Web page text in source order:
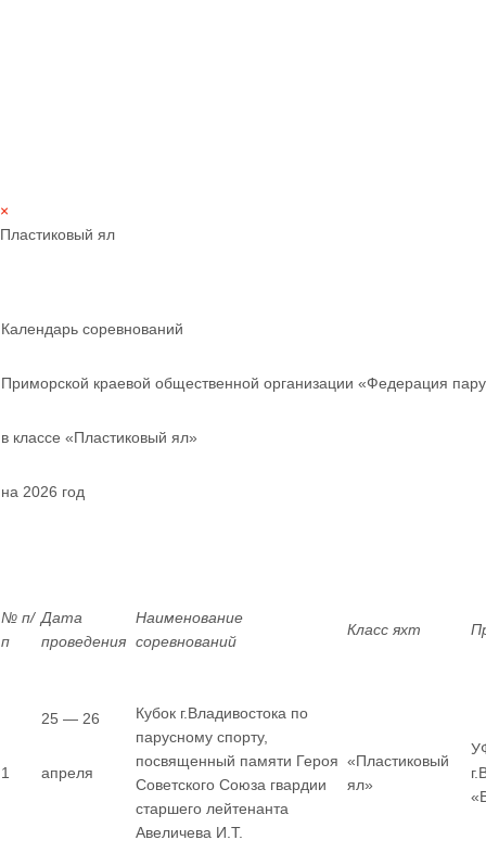
×
Пластиковый ял
Календарь соревнований
Приморской краевой общественной организации «Федерация
в классе «Пластиковый ял»
на 2026 год
№ п/
п
Дата
проведения
Наименование
соревнований
Класс яхт
1
25 — 26
апреля
Кубок г.Владивостока по
парусному спорту,
посвященный памяти Героя
Советского Союза гвардии
старшего лейтенанта
Авеличева И.Т.
«Пластиковый
ял»